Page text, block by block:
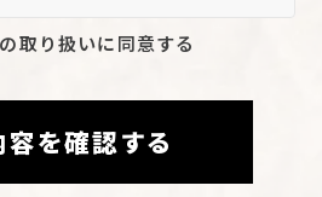
取り扱いに同意する
を確認する